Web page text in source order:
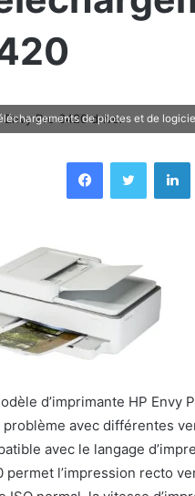
de pilotes et de
FacebookTwitter
d’imprimante HP
problème avec différentes
avec le langage
permet l’impression recto